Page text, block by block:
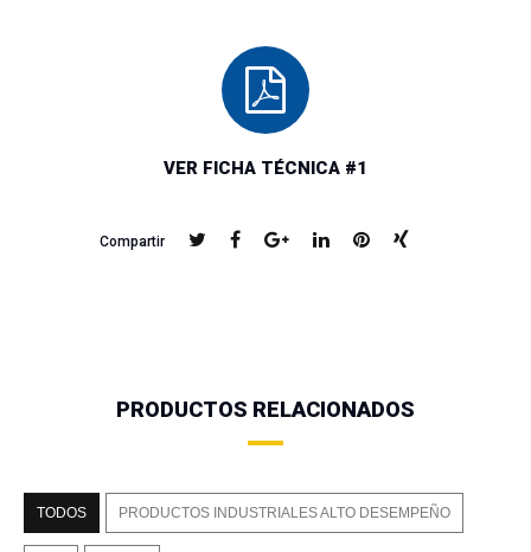
VER FICHA TÉCNICA #1
Compartir
PRODUCTOS RELACIONADOS
TODOS PRODUCTOS INDUSTRIALES ALTO DESEMPEÑO